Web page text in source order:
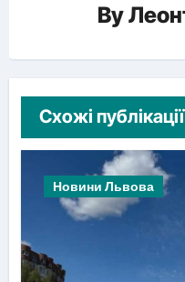
By
Схожі публікації
Новини Львова